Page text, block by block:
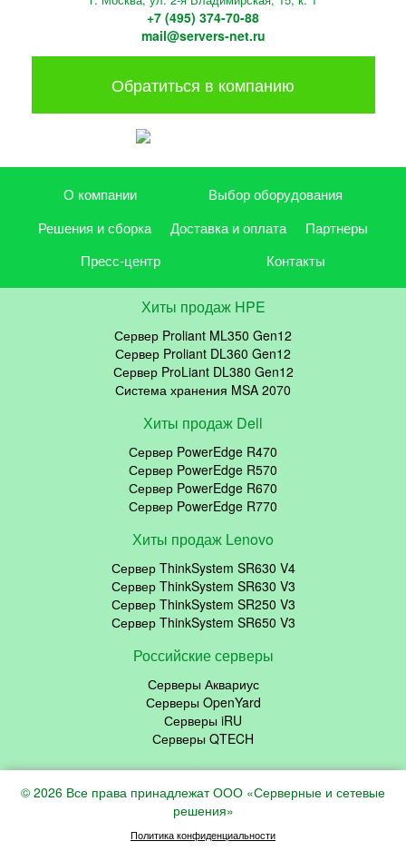
+7 (495) 374-70-88
mail@servers-net.ru
Обратиться в компанию
О компании
Выбор оборудования
Решения и сборка
Доставка и оплата
Партнеры
Пресс-центр
Контакты
Хиты продаж HPE
Сервер Proliant ML350 Gen12
Сервер Proliant DL360 Gen12
Сервер ProLiant DL380 Gen12
Система хранения MSA 2070
Хиты продаж Dell
Сервер PowerEdge R470
Сервер PowerEdge R570
Сервер PowerEdge R670
Сервер PowerEdge R770
Хиты продаж Lenovo
Сервер ThinkSystem SR630 V4
Сервер ThinkSystem SR630 V3
Сервер ThinkSystem SR250 V3
Сервер ThinkSystem SR650 V3
Российские серверы
Серверы Аквариус
Серверы OpenYard
Серверы iRU
Серверы QTECH
© 2026 Все права принадлежат ООО «Серверные и сетевые
решения»
Политика конфиденциальности